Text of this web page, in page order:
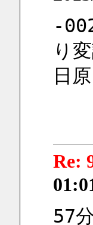
-
り
日
Re:
57